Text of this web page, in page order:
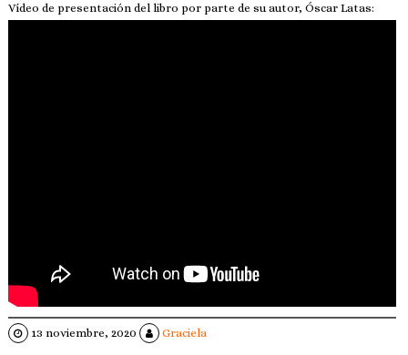
Vídeo de presentación del libro por parte de su autor, Óscar Latas:
13 noviembre, 2020 Graciela